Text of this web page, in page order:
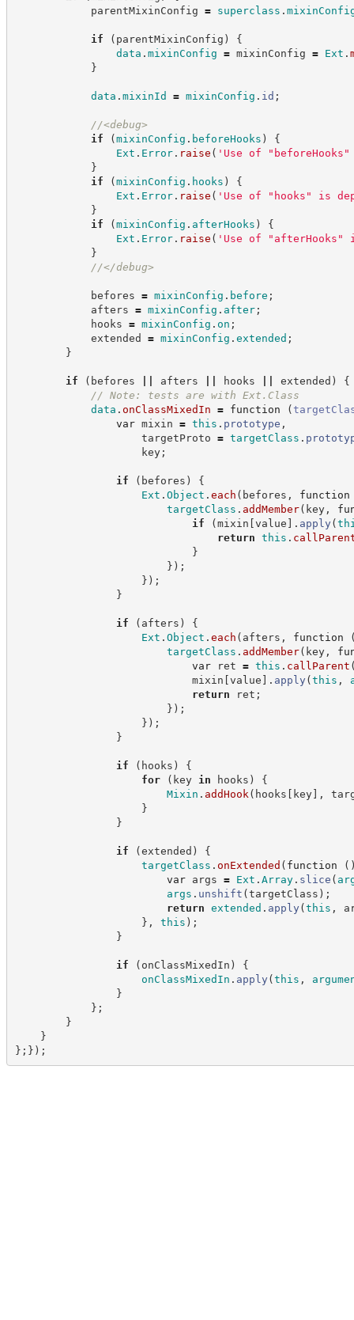
parentMixinConfig = superclass .
if ( parentMixinConfig )
{
data . mixinConfig = mixinConfig = Ext .
}
data . mixinId = mixinConfig . id ;
//<debug>
if
(mixinConfig . beforeHooks )
{
Ext . Error. raise ( ' Use of
}
if
(mixinConfig . hooks )
{
Ext . Error. raise ( ' Use of "hooks" is
}
if
(mixinConfig . afterHooks )
{
Ext . Error. raise ( ' Use of "afterHooks"
}
//</debug>
befores = mixinConfig . before ;
afters = mixinConfig . after;
hooks = mixinConfig . on ;
extended = mixinConfig . extended ;
}
if ( befores afters hooks extended )
{
// Note: tests are with Ext.Class
data . onClassMixedIn = function (
var mixin = this . prototype ,
targetProto = targetClass .
key;
if ( befores )
{
Ext . Object . each ( befores ,
function
targetClass . addMember( key,
if
(mixin [value ] . apply (
return this .
}
} ) ;
} ) ;
}
if ( afters )
{
Ext . Object . each ( afters , function
targetClass . addMember( key,
var ret = this . callParent
mixin [value ] . apply (this ,
return ret ;
} ) ;
} ) ;
}
if ( hooks )
{
for
( key in hooks )
{
Mixin . addHook ( hooks [ key] ,
}
}
if (extended )
{
targetClass . onExtended ( function (
var args = Ext . Array. slice (
args . unshift (targetClass ) ;
return extended . apply (this ,
} , this ) ;
}
if ( onClassMixedIn )
{
onClassMixedIn . apply (this ,
}
} ;
}
}
} ; } ) ;